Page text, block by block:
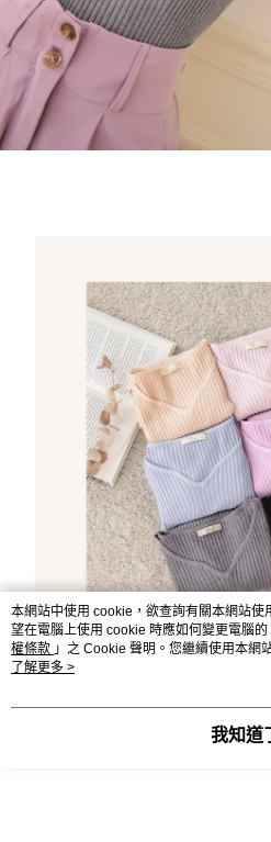
本網站中使用 cookie，欲查詢有關本網站使
望在電腦上使用 cookie 時應如何變更電腦
權條款 」之 Cookie 聲明。您繼續使用本網
用條款之 Cookie 聲明使用 cookie。
了解更多 >
我知道